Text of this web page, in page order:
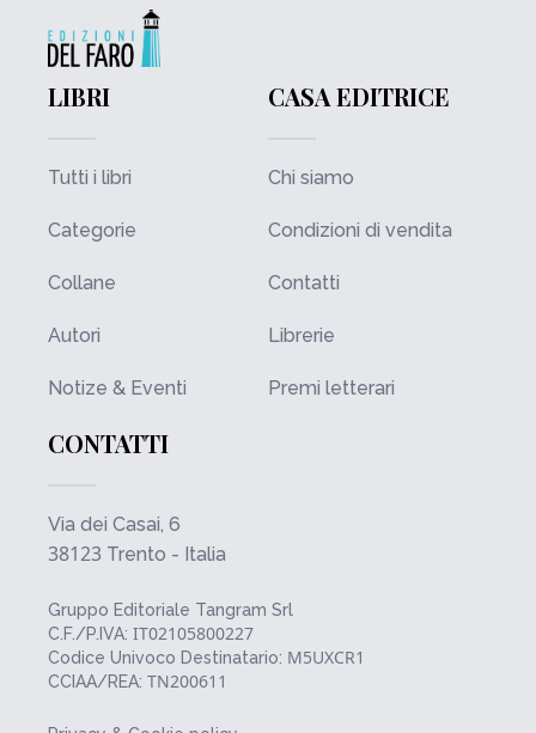
LIBRI
Tutti i libri
Categorie
Collane
Autori
Notize & Eventi
CASA EDITRICE
Chi siamo
Condizioni di vendita
Contatti
Librerie
Premi letterari
CONTATTI
Via dei Casai, 6
38123 Trento - Italia
Gruppo Editoriale Tangram Srl
C.F./P.IVA: IT02105800227
Codice Univoco Destinatario: M5UXCR1
CCIAA/REA: TN200611